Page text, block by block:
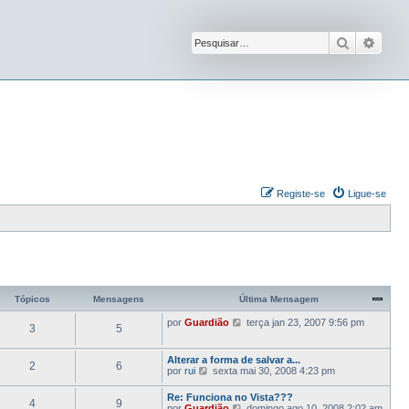
Pesquisar
Ligue-se
Registe-se
Tópicos Mensagens Última Mensagem
3 5 por Guardião
V
a
a
ú
l
t
terça jan 23, 2007 9:56 pm
2 6
Alterar a forma de salvar a...
por rui
V
a
sexta mai 30, 2008 4:23 pm
4 9
Re: Funciona no Vista???